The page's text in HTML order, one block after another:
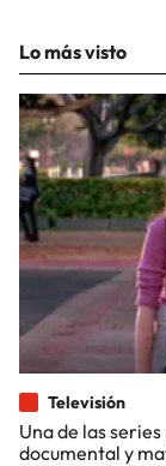
Lo más visto
Televisión
Una de las
documental y